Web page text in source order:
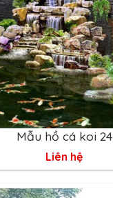
Mẫu hồ cá koi 24
Liên hệ